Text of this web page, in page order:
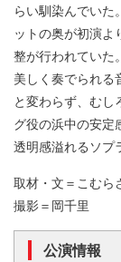
らい馴染んでいた
ットの奥が初演よ
整が行われていた
美しく奏でられる
と変わらず、むし
グ役の浜中の安定
透明感溢れるソプ
取材・文＝こむら
撮影＝岡千里
公演情報